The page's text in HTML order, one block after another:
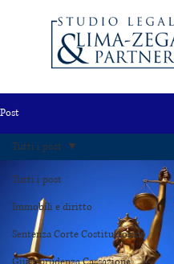
Post
Tutti i post
Immobili e diritto
Sentenza Corte Costituzionale
Tutti i post